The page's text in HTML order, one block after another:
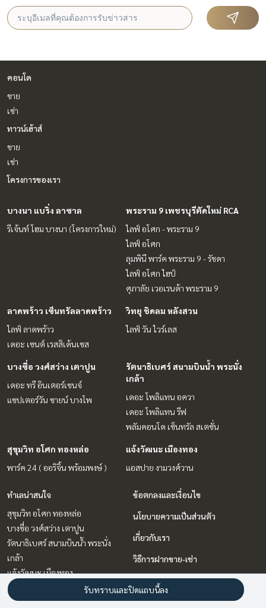
คอนโด
ขาย
เช่า
ทาวน์เฮ้าส์
ขาย
เช่า
โครงการของเรา
บางนา แบริ่ง ลาซาล
รีเจ้นท์ โฮม บางนา (โครงการใหม่)
พระราม 9 เพชรบุรีตัดใหม่ RCA
ไลฟ์ อโศก - พระราม 9
ไลฟ์ อโศก
ลุมพินี พาร์ค พระราม 9 - รัชดา
ไลฟ์ อโศก ไฮป์
ศุภาลัย เวอเรนด้า พระราม 9
ลาดพร้าว เซ็นทรัลลาดพร้าว
ไลฟ์ ลาดพร้าว
เดอะ เซนต์ เรสสิเด้นเซส
วิทยุ ชิดลม หลังสวน
ไลฟ์ วัน ไวร์เลส
บางซื่อ วงศ์สว่าง เตาปูน
เดอะ ทรี อินเตอร์เชนจ์
แชปเตอร์วัน ชายน์ บางโพ
รัตนาธิเบศร์ สนามบินน้ำ พระนั่ง
เกล้า
เดอะ โพลิแทน อควา
เดอะ โพลิแทน รีฟ
พลัมคอนโด เซ็นทรัล สเตชั่น
สุขุมวิท อโศก ทองหล่อ
พาร์ค 24 ( ออริจิ้น พร้อมพงษ์ )
แจ้งวัฒนะ เมืองทอง
แอสปาย งามวงศ์วาน
ทำเลน่าสนใจ
สุขุมวิท อโศก ทองหล่อ
บางซื่อ วงศ์สว่าง เตาปูน
รัตนาธิเบศร์ สนามบินน้ำ พระนั่ง
เกล้า
แจ้งวัฒนะ เมืองทอง
วิทยุ ชิดลม หลังสวน
บางนา แบริ่ง ลาซาล
ข้อตกลงและเงื่อนไข
นโยบายความเป็นส่วนตัว
เกี่ยวกับเรา
วิธีการฝากขาย-เช่า
ติดต่อ
รับทราบและปิดแถบนี้ลง